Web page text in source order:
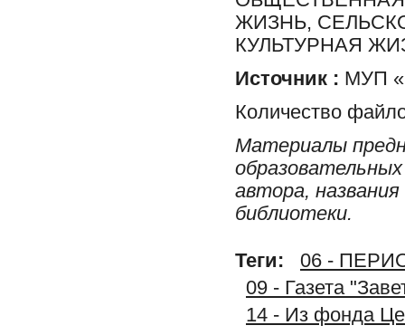
ЖИЗНЬ,
КУЛЬТУРНАЯ
Источник : МУП
Количество
Материалы
автора,
библиотеки.
Теги:
06 -
09 - Газета
14 - Из фонда